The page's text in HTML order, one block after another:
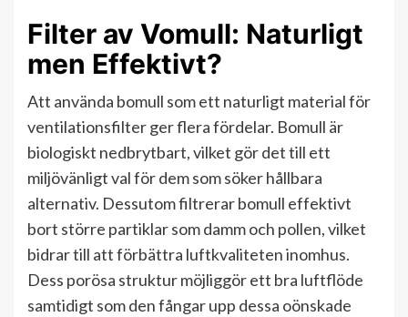
Filter av Vomull: Naturligt
men Effektivt?
Att använda bomull som ett naturligt material för
ventilationsfilter ger flera fördelar. Bomull är
biologiskt nedbrytbart, vilket gör det till ett
miljövänligt val för dem som söker hållbara
alternativ. Dessutom filtrerar bomull effektivt
bort större partiklar som damm och pollen, vilket
bidrar till att förbättra luftkvaliteten inomhus.
Dess porösa struktur möjliggör ett bra luftflöde
samtidigt som den fångar upp dessa oönskade